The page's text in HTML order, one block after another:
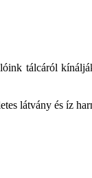
tálcáról
látvány és íz